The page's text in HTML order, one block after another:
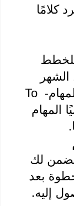
مهام عملية وليس مجرد كلامًا
ثالثًا: المتابعة اليومية للخطط
على استخدام قائمة المهام- To
الخطوات، فهي التي تضمن لك
تفعيل هدفك والسير خطوة بعد